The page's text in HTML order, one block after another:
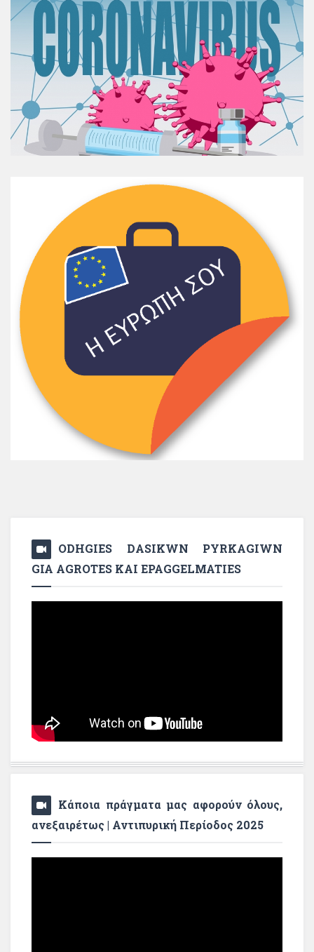
ODHGIES DASIKWN PYRKAGIWN
GIA AGROTES KAI EPAGGELMATIES
Κάποια πράγματα μας αφορούν όλους,
ανεξαιρέτως | Αντιπυρική Περίοδος 2025